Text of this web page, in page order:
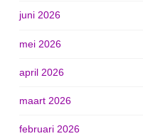
juni 2026
mei 2026
april 2026
maart 2026
februari 2026